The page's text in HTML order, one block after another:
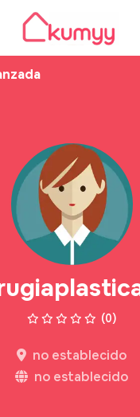
(0)
no establecido
no establecido